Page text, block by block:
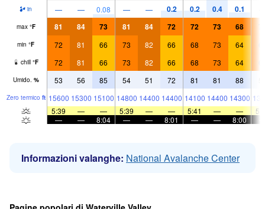
in — — 0.08 — — 0.2 0.2 0.4 0.1
max °F 81 84 73 81 84 72 72 73 68
min °F 72 81 66 73 82 66 68 73 64
chill °F 72 81 66 73 82 66 68 73 64
Umido. % 53 56 85 54 51 72 81 81 88
Zero termico ft 15600 15300 15100 14800 14400 14400 14100 14400 14300
5:39
— — 5:39 — — 5:41 — —
—
— 8:04 — — 8:01 — — 8:00
Informazioni valanghe: National Avalanche Center